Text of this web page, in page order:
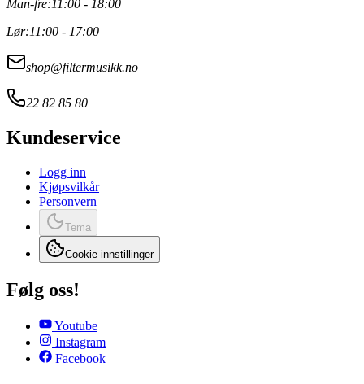
Man-fre:11:00 - 18:00
Lør:11:00 - 17:00
shop@filtermusikk.no
22 82 85 80
Kundeservice
Logg inn
Kjøpsvilkår
Personvern
Tema
Cookie-innstillinger
Følg oss!
Youtube
Instagram
Facebook